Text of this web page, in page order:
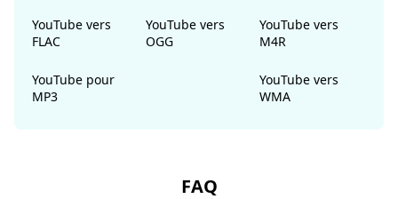
YouTube vers
FLAC
YouTube vers
OGG
YouTube vers
M4R
YouTube pour
MP3
YouTube vers
WMA
FAQ